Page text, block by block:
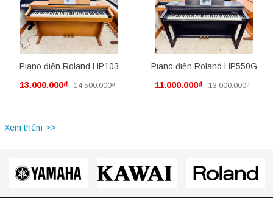
Piano điện Roland HP103
13.000.000₫ 14.500.000₫
Piano điện Roland HP550G
11.000.000₫ 13.000.000₫
Xem thêm >>